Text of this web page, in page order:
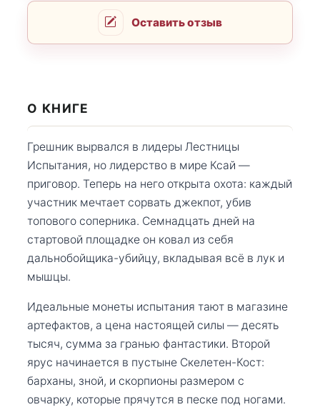
Оставить отзыв
О КНИГЕ
Грешник вырвался в лидеры Лестницы
Испытания, но лидерство в мире Ксай —
приговор. Теперь на него открыта охота: каждый
участник мечтает сорвать джекпот, убив
топового соперника. Семнадцать дней на
стартовой площадке он ковал из себя
дальнобойщика-убийцу, вкладывая всё в лук и
мышцы.
Идеальные монеты испытания тают в магазине
артефактов, а цена настоящей силы — десять
тысяч, сумма за гранью фантастики. Второй
ярус начинается в пустыне Скелетен-Кост:
барханы, зной, и скорпионы размером с
овчарку, которые прячутся в песке под ногами.